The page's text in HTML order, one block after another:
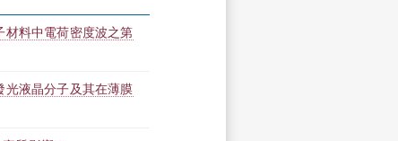
材料中電荷密度波之第
光液晶分子及其在薄膜